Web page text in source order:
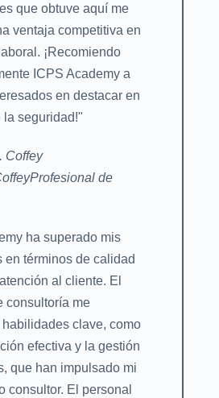
que obtuve aquí me
ventaja competitiva en
¡Recomiendo
ICPS Academy a
en destacar en
la seguridad!"
Profesional de
ha superado mis
en términos de calidad
al cliente. El
consultoría me
clave, como
efectiva y la gestión
que han impulsado mi
consultor. El personal